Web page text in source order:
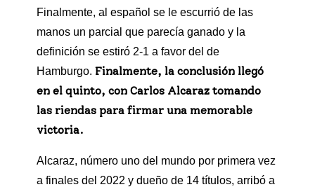
Finalmente, al español se le escurrió de las
manos un parcial que parecía ganado y la
definición se estiró 2-1 a favor del de
Hamburgo. Finalmente, la conclusión llegó
en el quinto, con Carlos Alcaraz tomando
las riendas para firmar una memorable
victoria.
Alcaraz, número uno del mundo por primera vez
a finales del 2022 y dueño de 14 títulos, arribó a